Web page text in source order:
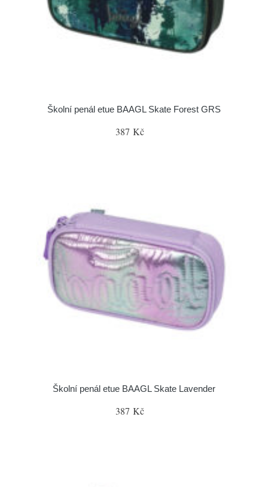
Školní penál etue BAAGL Skate Forest GRS
387 Kč
Školní penál etue BAAGL Skate Lavender
387 Kč